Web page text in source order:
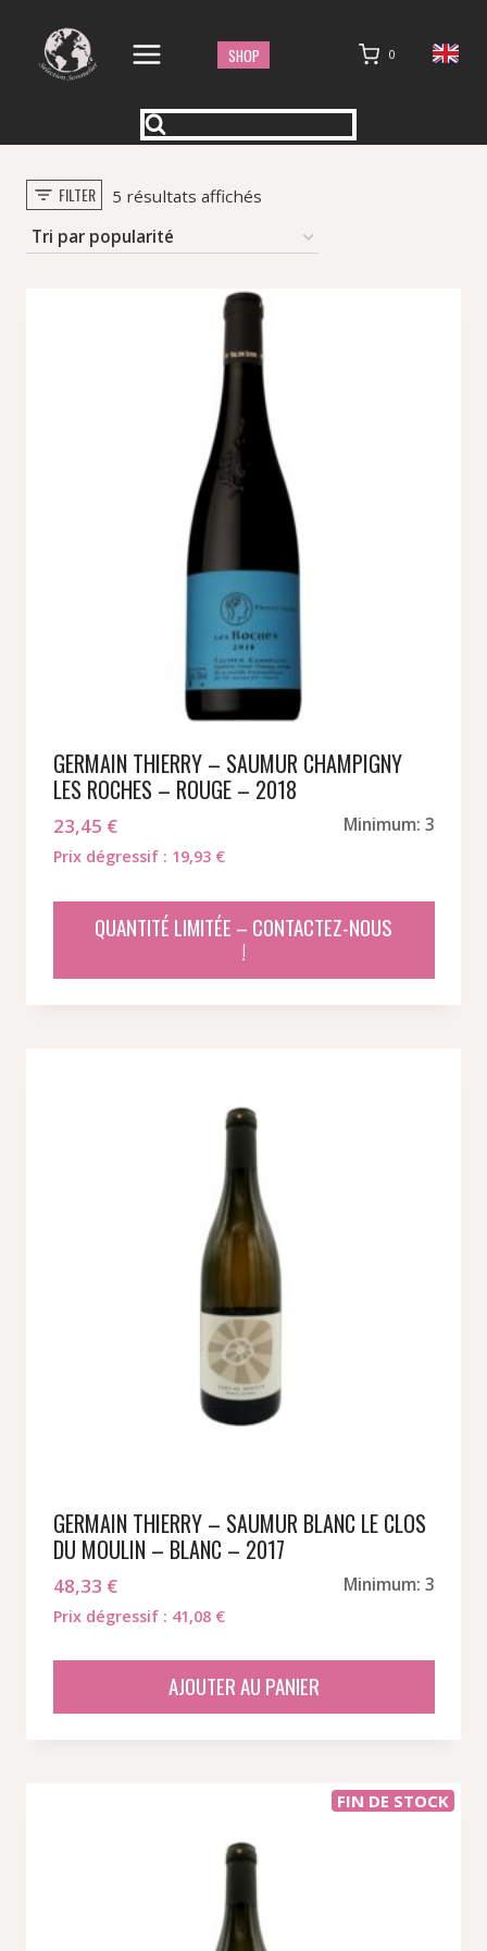
contenu
SHOP 0
FILTER 5 résultats affichésTrié
popularité
GERMAIN THIERRY – SAUMUR CHAMPIGNY
LES ROCHES – ROUGE – 2018
23,45 € Minimum: 3
Prix dégressif : 19,93 €
QUANTITÉ LIMITÉE – CONTACTEZ-NOUS
!
GERMAIN THIERRY – SAUMUR BLANC LE CLOS
DU MOULIN – BLANC – 2017
48,33 € Minimum: 3
Prix dégressif : 41,08 €
AJOUTER AU PANIER
FIN DE STOCK